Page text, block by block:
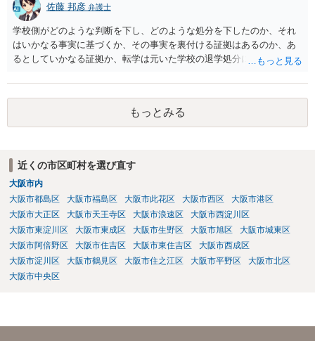
佐藤 邦彦 弁護士
学校側がどのような判断を下し、どのような処分を下したのか、それ
はいかなる事実に基づくか、その事実を裏付ける証拠はあるのか、あ
るとしていかなる証拠か、転学は元いた学校の退学処分によるものな
た学校は公立か私立か、など詳細がわからなければ何とも言えませ
ん。 また、ここに書かれている事情だけでは詳細を把握するにも限界
がありますし、被害者側がどのような主張を警察にされているのかも
わかりませんので、何ともいえません。 事態がそこまで深刻化してい
もっとみる
近くの市区町村を選び直す
大阪市内
大阪市都島区
大阪市福島区 大阪市此花区 大阪市西区
大阪市港区
大阪市大正区
大阪市天王寺区 大阪市浪速区
大阪市西淀川区
大阪市東淀川区
大阪市東成区 大阪市生野区 大阪市旭区
大阪市城東区
大阪市阿倍野区
大阪市住吉区 大阪市東住吉区
大阪市西成区
大阪市淀川区
大阪市鶴見区 大阪市住之江区 大阪市平野区
大阪市北区
大阪市中央区